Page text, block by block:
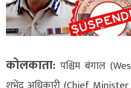
कोलकाता: पश्चिम बंगाल